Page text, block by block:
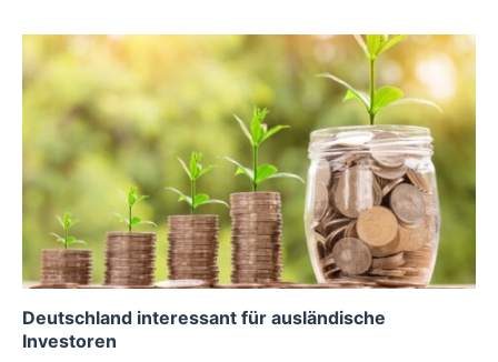
Deutschland interessant für ausländische
Investoren